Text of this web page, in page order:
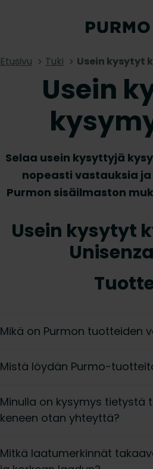
Etusivu Tuki Usein kysytyt
Usein
Selaa usein kysyttyjä
nopeasti vastauksia
Purmon sisäilmaston
Usein kysytyt
Mikä on Purmon tuotteiden
Mistä löydän Purmo-
Minulla on kysymys tietystä
keneen otan yhteyttä?
Mitkä laatumerkinnät